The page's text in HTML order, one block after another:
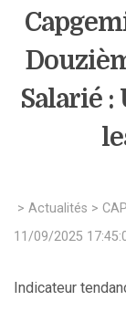
Salarié
> Actualités >
11/09/2025
Indicateur